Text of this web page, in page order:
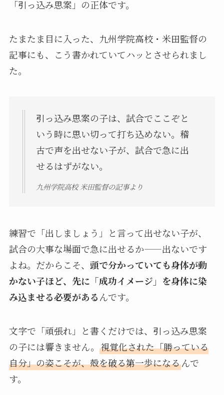
「引っ込み思案」の正体です。
たまたま目に入った、九州学院高校・米田監督の
記事にも、こう書かれていてハッとさせられまし
た。
引っ込み思案の子は、試合でここぞと
いう時に思い切って打ち込めない。稽
古で声を出せない子が、試合で急に出
せるはずがない。
九州学院高校 米田監督の記事より
練習で「出しましょう」と言って出せない子が、
試合の大事な場面で急に出せるか——出ないです
よね。だからこそ、 頭で分かっていても身体が動
かない子ほど、先に「成功イメージ」を身体に染
み込ませる必要があるんです。
文字で「頑張れ」と書くだけでは、引っ込み思案
の子には響きません。 視覚化された「勝っている
自分」の姿こそが、殻を破る第一歩になるんで
す。